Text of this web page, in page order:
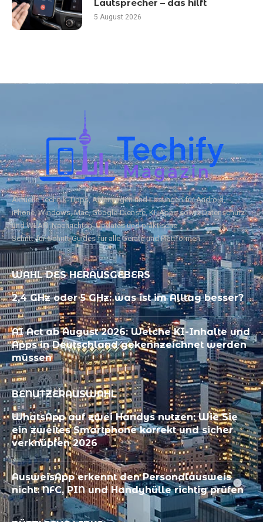
Lautsprecher – das hilft
5 August 2026
Aktuelle Technik‑Tipps, Anleitungen und Lösungen für Android,
iPhone, Windows, Mac, Google‑Dienste, KI, Apps sowie Datenschutz
und WLAN. Nachrichten, Updates und praktische
Schritt‑für‑Schritt‑Guides für alle Geräte und Plattformen.
WAHL DES HERAUSGEBERS
2,4 GHz oder 5 GHz: was ist im Alltag besser?
AI Act ab August 2026: Welche KI-Inhalte und
Apps in Deutschland gekennzeichnet werden
müssen
BENUTZERAUSWAHL
WhatsApp auf zwei Handys nutzen: Wie Sie
ein zweites Smartphone korrekt und sicher
verknüpfen 2026
AusweisApp erkennt den Personalausweis
nicht: NFC, PIN und Handyhülle richtig prüfen